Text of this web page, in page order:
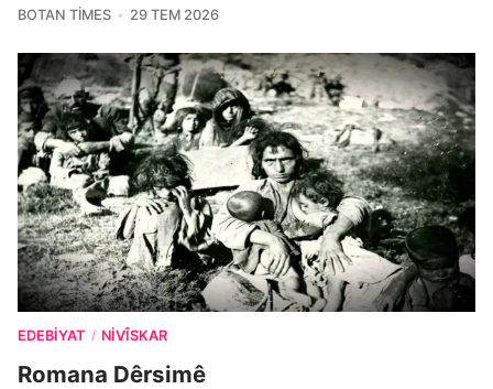
BOTAN TIMES 29 TEM 2026
EDEBIYAT / NIVÎSKAR
Romana Dêrsimê